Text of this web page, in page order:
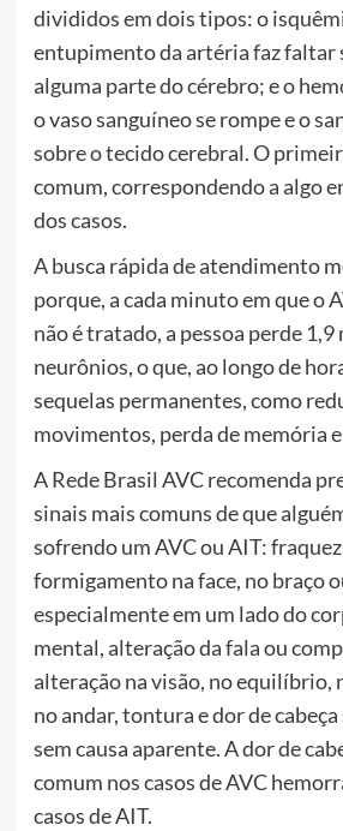
divididos em dois tipos: o
entupimento da artéria faz faltar
alguma parte do cérebro; e o
o vaso sanguíneo se rompe e o
sobre o tecido cerebral. O
comum, correspondendo a algo
dos casos.
A busca rápida de atendimento
porque, a cada minuto em que o
não é tratado, a pessoa perde 1,9
neurônios, o que, ao longo de
sequelas permanentes, como
movimentos, perda de memória
A Rede Brasil AVC recomenda
sinais mais comuns de que
sofrendo um AVC ou AIT:
formigamento na face, no braço
especialmente em um lado do
mental, alteração da fala ou
alteração na visão, no equilíbrio,
no andar, tontura e dor de
sem causa aparente. A dor de
comum nos casos de AVC
casos de AIT.